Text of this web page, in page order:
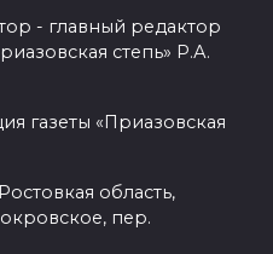
- главный редактор
степь» Р.А.
газеты «Приазовская
область,
пер.